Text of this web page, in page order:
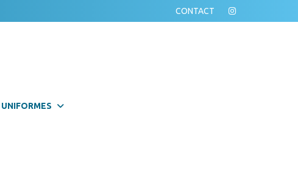
CONTACT
UNIFORMES